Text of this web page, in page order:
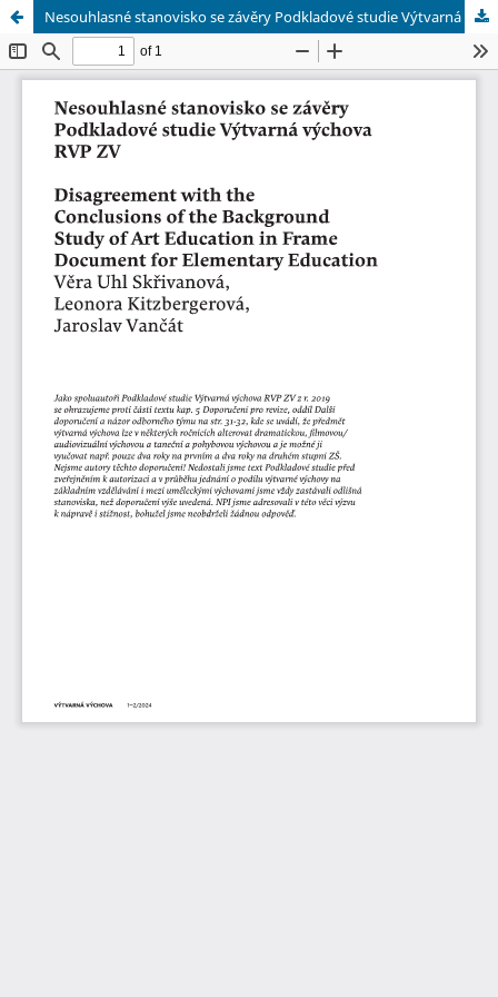
Nesouhlasné stanovisko se závěry Podkladové studie Výtvarná výchova RVP ZV